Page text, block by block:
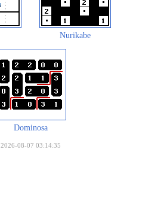
Nurikabe
Dominosa
2026-08-07 03:14:35